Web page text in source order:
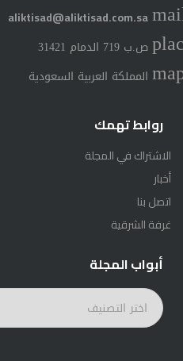
aliktisad@aliktisad.com.sa
ص.ب 719 الدمام 31421
المملكة العربية السعودية
روابط تهمك
الاشتراك في المجلة
أخبار
اتصل بنا
غرفة الشرقية
أبواب المجلة
أبواب
المجلة